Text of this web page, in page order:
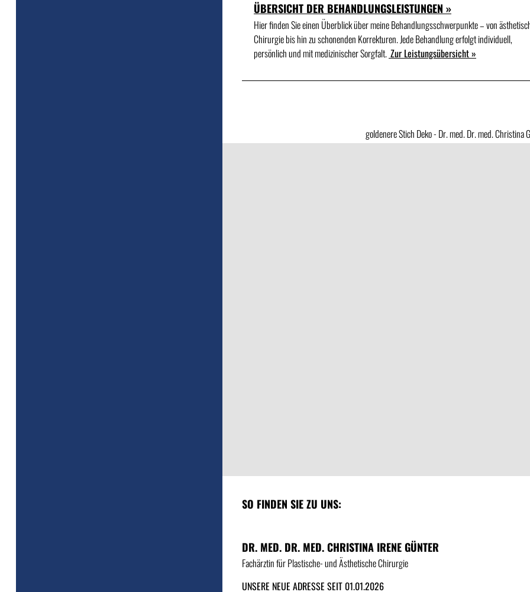
ÜBERSICHT DER BEHANDLUNGSLEISTUNGEN »
Hier finden Sie einen Überblick über meine Behandlungs­schwerpunkte – von
Chirurgie bis hin zu schonenden Korrekturen. Jede Behandlung erfolgt individuell,
persönlich und mit medizinischer Sorgfalt. Zur Leistungsübersicht »
SO FINDEN SIE ZU UNS:
DR. MED. DR. MED. CHRISTINA IRENE GÜNTER
Fachärztin für Plastische- und Ästhetische Chirurgie
UNSERE NEUE ADRESSE SEIT 01.01.2026